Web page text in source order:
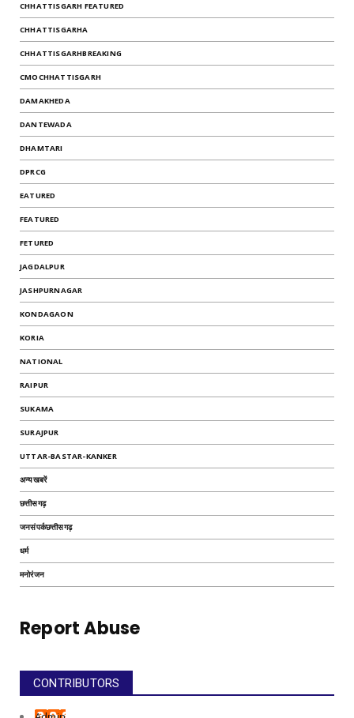
CHHATTISGARH FEATURED
CHHATTISGARHA
CHHATTISGARHBREAKING
CMOCHHATTISGARH
DAMAKHEDA
DANTEWADA
DHAMTARI
DPRCG
EATURED
FEATURED
FETURED
JAGDALPUR
JASHPURNAGAR
KONDAGAON
KORIA
NATIONAL
RAIPUR
SUKAMA
SURAJPUR
UTTAR-BASTAR-KANKER
अन्यखबरें
छत्तीसगढ़
जनसंपर्कछत्तीसगढ़
धर्म
मनोरंजन
Report Abuse
CONTRIBUTORS